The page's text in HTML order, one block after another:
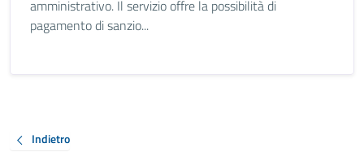
amministrativo. Il servizio offre la possibilità di
pagamento di sanzio...
Indietro